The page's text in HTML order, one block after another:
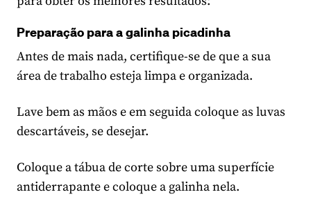
Preparação para a galinha picadinha
Antes de mais nada, certifique-se de que a sua
área de trabalho esteja limpa e organizada.
Lave bem as mãos e em seguida coloque as luvas
descartáveis, se desejar.
Coloque a tábua de corte sobre uma superfície
antiderrapante e coloque a galinha nela.